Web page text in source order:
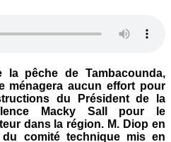
la pêche de Tambacounda,
ménagera aucun effort pour
du Président de la
Macky Sall pour le
dans la région. M. Diop en
comité technique mis en